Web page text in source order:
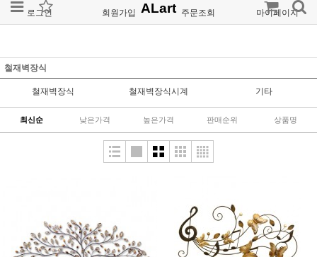
로그인 회원가입 주문조회 마이페이지
ALart
철재벽장식
철재벽장식 철재벽장식시계 기타
최신순 낮은가격 높은가격 판매순위 상품명